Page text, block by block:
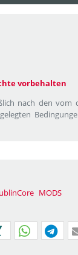
vorbehalten
nach den vom
MODS